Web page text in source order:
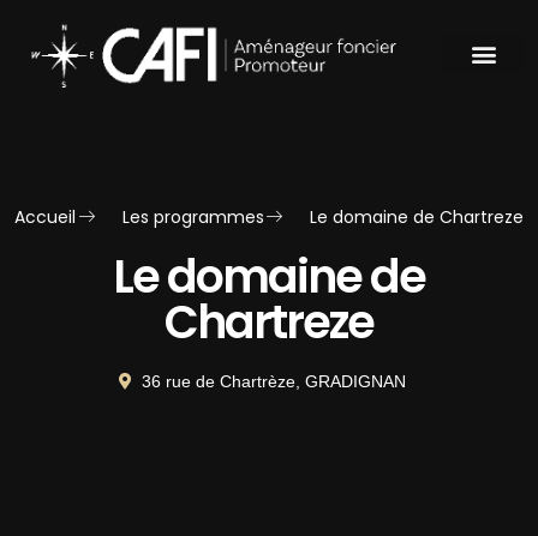
Accueil Les programmes Le domaine de Chartreze
Le domaine de
Chartreze
36 rue de Chartrèze, GRADIGNAN